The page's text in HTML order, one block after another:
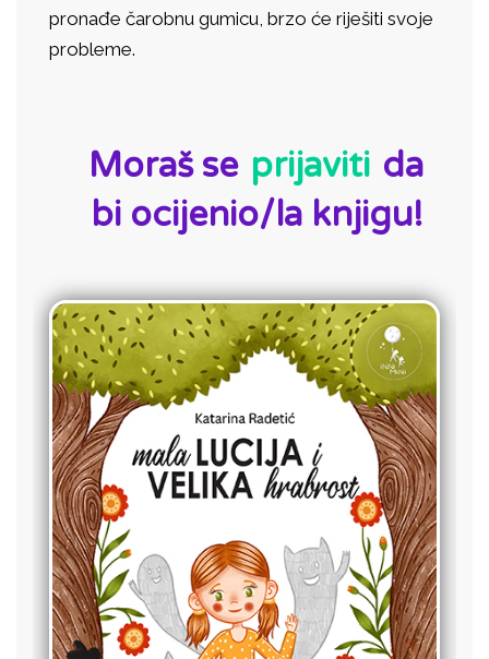
pronađe čarobnu gumicu, brzo će riješiti svoje
probleme.
Moraš se prijaviti da
bi ocijenio/la knjigu!